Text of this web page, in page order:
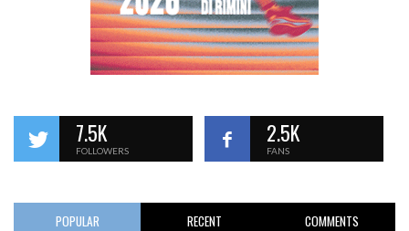
7.5K
FOLLOWERS
2.5K
FANS
POPULAR RECENT COMMENTS